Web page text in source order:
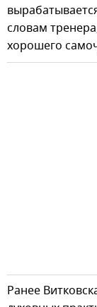
словам
хорошего
Ранее